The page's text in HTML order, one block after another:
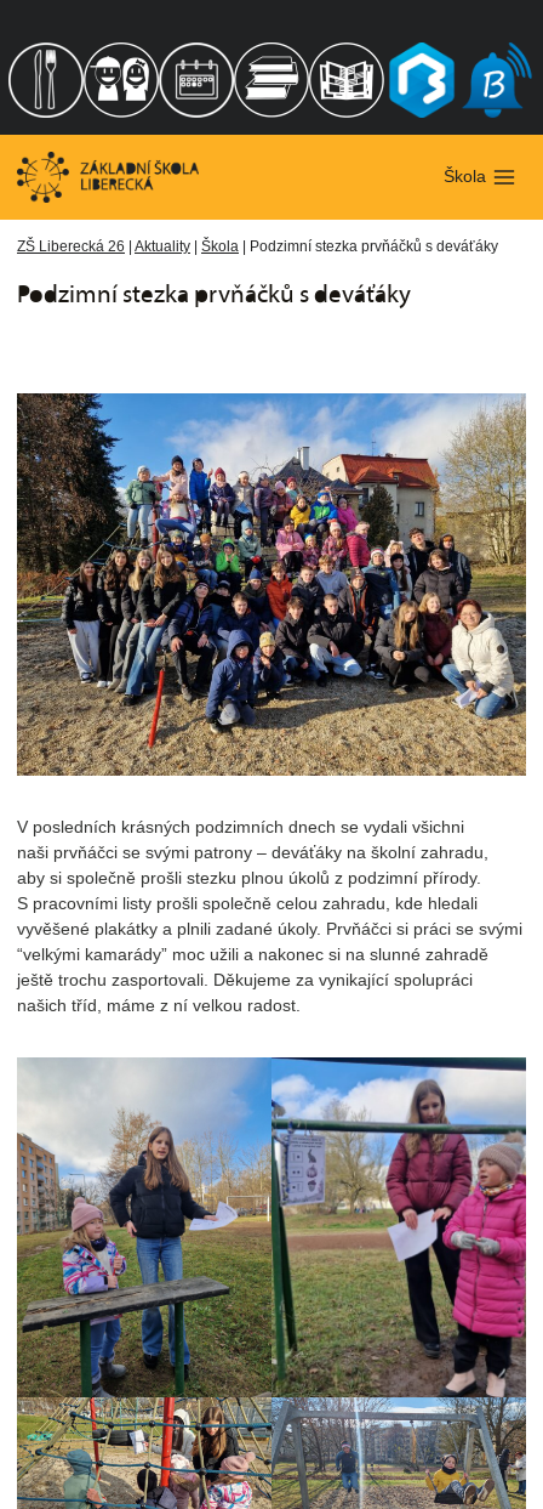
obsah
Škola
ZŠ Liberecká 26 | Aktuality | Škola | Podzimní stezka prvňáčků s deváťáky
Podzimní stezka prvňáčků s deváťáky
V posledních krásných podzimních dnech se vydali všichni
naši prvňáčci se svými patrony – deváťáky na školní zahradu,
aby si společně prošli stezku plnou úkolů z podzimní přírody.
S pracovními listy prošli společně celou zahradu, kde hledali
vyvěšené plakátky a plnili zadané úkoly. Prvňáčci si práci se svými
“velkými kamarády” moc užili a nakonec si na slunné zahradě
ještě trochu zasportovali. Děkujeme za vynikající spolupráci
našich tříd, máme z ní velkou radost.